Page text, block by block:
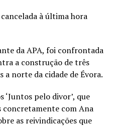
à última hora
da APA, foi confrontada
a construção de três
norte da cidade de Évora.
pelo divor’, que
com Ana
as reivindicações que